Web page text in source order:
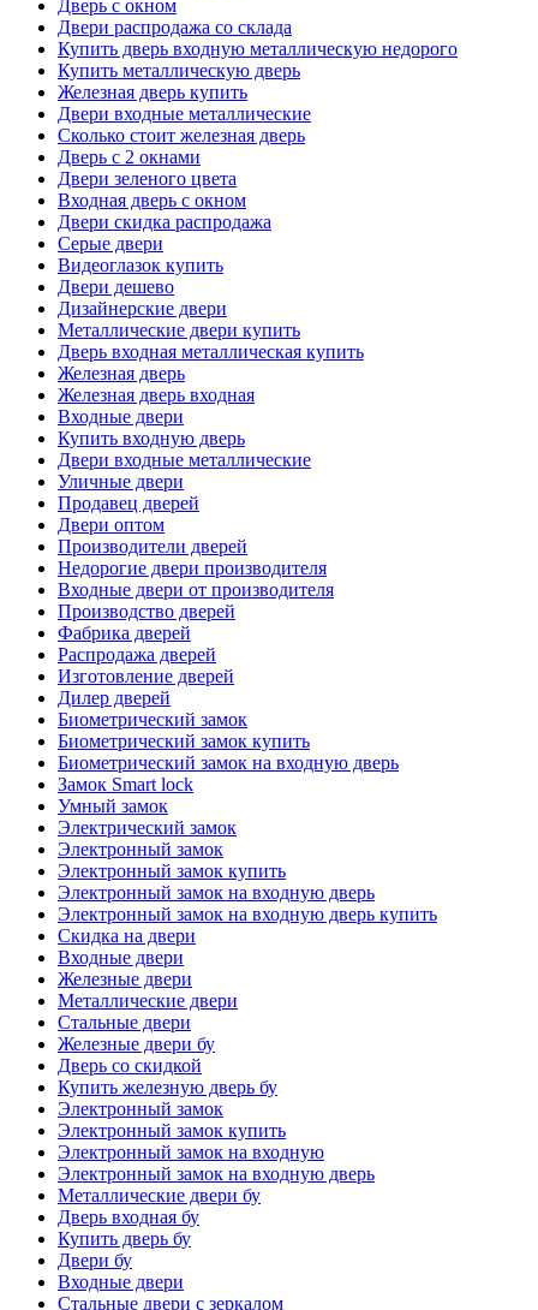
Дверь с окном
Двери распродажа со склада
Купить дверь входную металлическую недорого
Купить металлическую дверь
Железная дверь купить
Двери входные металлические
Сколько стоит железная дверь
Дверь с 2 окнами
Двери зеленого цвета
Входная дверь с окном
Двери скидка распродажа
Серые двери
Видеоглазок купить
Двери дешево
Дизайнерские двери
Металлические двери купить
Дверь входная металлическая купить
Железная дверь
Железная дверь входная
Входные двери
Купить входную дверь
Двери входные металлические
Уличные двери
Продавец дверей
Двери оптом
Производители дверей
Недорогие двери производителя
Входные двери от производителя
Производство дверей
Фабрика дверей
Распродажа дверей
Изготовление дверей
Дилер дверей
Биометрический замок
Биометрический замок купить
Биометрический замок на входную дверь
Замок Smart lock
Умный замок
Электрический замок
Электронный замок
Электронный замок купить
Электронный замок на входную дверь
Электронный замок на входную дверь купить
Скидка на двери
Входные двери
Железные двери
Металлические двери
Стальные двери
Железные двери бу
Дверь со скидкой
Купить железную дверь бу
Электронный замок
Электронный замок купить
Электронный замок на входную
Электронный замок на входную дверь
Металлические двери бу
Дверь входная бу
Купить дверь бу
Двери бу
Входные двери
Стальные двери с зеркалом